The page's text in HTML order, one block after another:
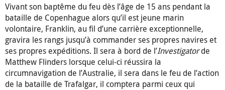
Vivant son baptême du feu dès l’âge de 15 ans pendant la
bataille de Copenhague alors qu’il est jeune marin
volontaire, Franklin, au fil d’une carrière exceptionnelle,
gravira les rangs jusqu’à commander ses propres navires et
ses propres expéditions. Il sera à bord de l’Investigatorde
Matthew Flinders lorsque celui-ci réussira la
circumnavigation de l’Australie, il sera dans le feu de l’action
de la bataille de Trafalgar, il comptera parmi ceux qui